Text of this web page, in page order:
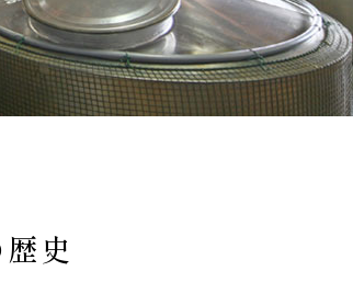
史